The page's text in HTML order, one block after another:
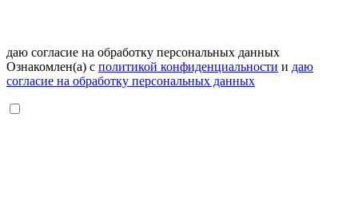
даю согласие на обработку персональных данных
Ознакомлен(а) с политикой конфиденциальности и даю
согласие на обработку персональных данных